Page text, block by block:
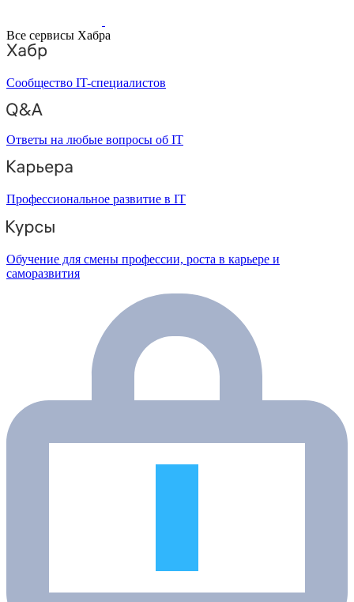
Все сервисы Хабра
Сообщество IT-специалистов
Ответы на любые вопросы об IT
Профессиональное развитие в IT
Обучение для смены профессии, роста в карьере и
саморазвития